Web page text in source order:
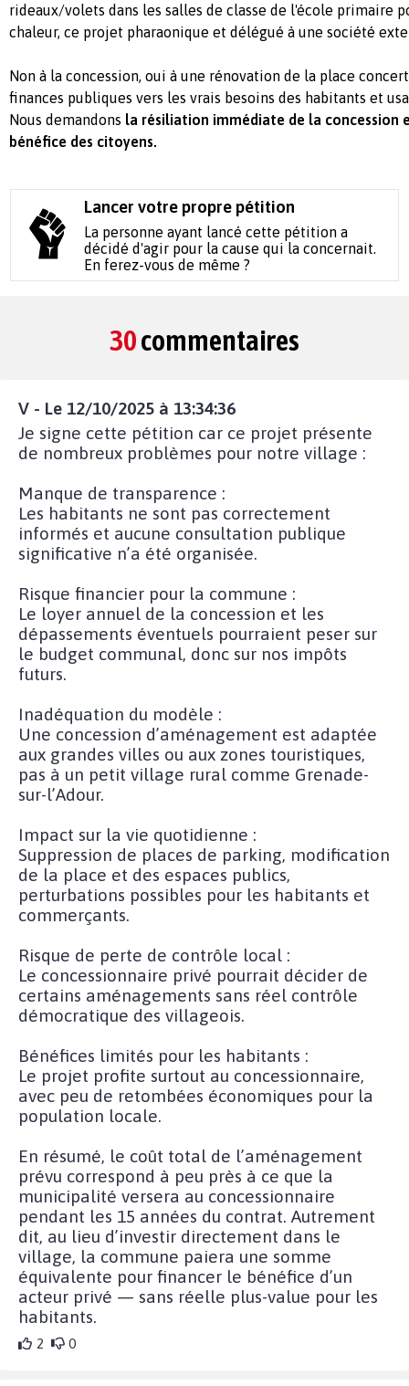
rideaux/volets dans les salles de classe de l'école primaire
chaleur, ce projet pharaonique et délégué à une société
Non à la concession, oui à une rénovation de la place
finances publiques vers les vrais besoins des habitants et
Nous demandons la résiliation immédiate de la
bénéfice des citoyens.
Lancer votre propre pétition
La personne ayant lancé cette pétition a
décidé d'agir pour la cause qui la concernait.
En ferez-vous de même ?
30commentaires
V - Le 12/10/2025 à 13:34:36
Je signe cette pétition car ce projet présente
de nombreux problèmes pour notre village :
Manque de transparence :
Les habitants ne sont pas correctement
informés et aucune consultation publique
significative n’a été organisée.
Risque financier pour la commune :
Le loyer annuel de la concession et les
dépassements éventuels pourraient peser sur
le budget communal, donc sur nos impôts
futurs.
Inadéquation du modèle :
Une concession d’aménagement est adaptée
aux grandes villes ou aux zones touristiques,
pas à un petit village rural comme Grenade-
sur-l’Adour.
Impact sur la vie quotidienne :
Suppression de places de parking, modification
de la place et des espaces publics,
perturbations possibles pour les habitants et
commerçants.
Risque de perte de contrôle local :
Le concessionnaire privé pourrait décider de
certains aménagements sans réel contrôle
démocratique des villageois.
Bénéfices limités pour les habitants :
Le projet profite surtout au concessionnaire,
avec peu de retombées économiques pour la
population locale.
En résumé, le coût total de l’aménagement
prévu correspond à peu près à ce que la
municipalité versera au concessionnaire
pendant les 15 années du contrat. Autrement
dit, au lieu d’investir directement dans le
village, la commune paiera une somme
équivalente pour financer le bénéfice d’un
acteur privé — sans réelle plus-value pour les
habitants.
2 0